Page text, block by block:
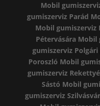
Mobil
gumiszerviz Parád
Mobil gumiszerviz
Pétervására Mobil
gumiszerviz
Poroszló Mobil
gumiszerviz
Sástó Mobil
gumiszerviz